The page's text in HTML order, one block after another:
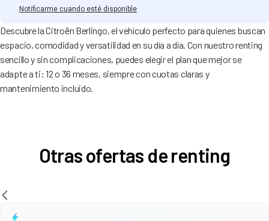
Notificarme cuando esté disponible
Descubre la Citroën Berlingo, el vehículo perfecto para quienes buscan
espacio, comodidad y versatilidad en su día a día. Con nuestro renting
sencillo y sin complicaciones, puedes elegir el plan que mejor se
adapte a ti: 12 o 36 meses, siempre con cuotas claras y
mantenimiento incluido.
Otras ofertas de renting